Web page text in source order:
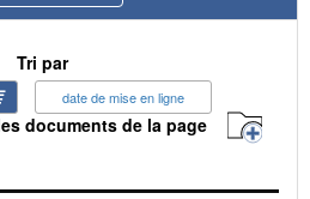
Tri par
date de mise en ligne
documents de la page